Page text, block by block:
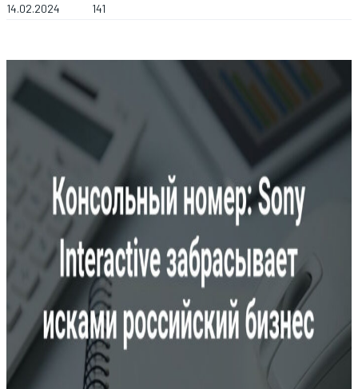
14.02.2024 141